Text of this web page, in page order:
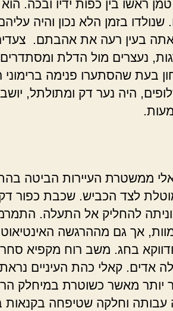
ראשו בין כפות ידיו ובכה.
שנולדו בזמן הלא נכון והיה
בעין רעה את אהבתם.
נעצרים מול הדלת
בעת שהסתערו פנימה ברימוני
היה נער דק ומתולתל, יושב
ממשטרת העיירות הביטה
לצד הכביש. שכבת כפור
להחליק אל התעלה.
אך גם מההרגשה
בחג. משב רוח מקפיא
אדים. קאלי כהת העיניים
יותר מאשר כשוטרת במיחלק
עבותה וחלקה שטיפחה בקנאות